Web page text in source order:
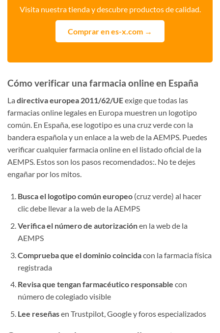
Visita nuestra tienda y descubre productos de calidad.
Comprar en es-x.com →
Cómo verificar una farmacia online en España
La directiva europea 2011/62/UEexige que todas las
farmacias online legales en Europa muestren un logotipo
común. En España, ese logotipo es una cruz verde con la
bandera española y un enlace a la web de la AEMPS. Puedes
verificar cualquier farmacia online en el listado oficial de la
AEMPS. Estos son los pasos recomendados:. No te dejes
engañar por los mitos.
Busca el logotipo común europeo(cruz verde) al hacer
clic debe llevar a la web de la AEMPS
Verifica el número de autorizaciónen la web de la
AEMPS
Comprueba que el dominio coincidacon la farmacia física
registrada
Revisa que tengan farmacéutico responsable con
número de colegiado visible
Lee reseñasen Trustpilot, Google y foros especializados